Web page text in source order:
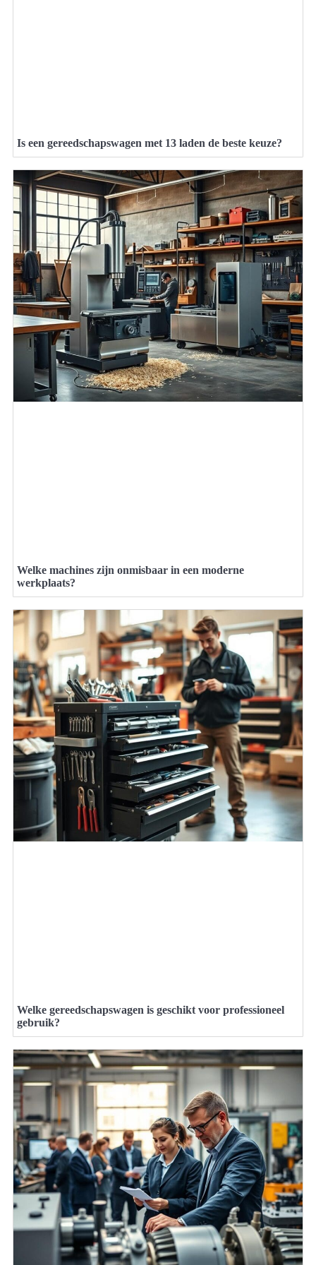
Is een gereedschapswagen met 13 laden de beste keuze?
Welke machines zijn onmisbaar in een moderne
werkplaats?
Welke gereedschapswagen is geschikt voor professioneel
gebruik?